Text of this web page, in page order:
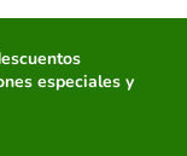
especiales y